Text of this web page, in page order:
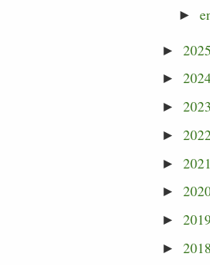
►
► 2025
►
► 2023
►
► 2021
►
► 2019
► 2018